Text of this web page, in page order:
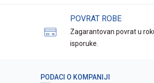
POVRAT ROBE
Zagarantovan povrat u
isporuke.
PODACI O KOMPANIJI